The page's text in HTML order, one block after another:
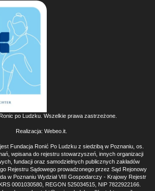
po Ludzku. Wszelkie prawa zastrzeżone.
Realizacja: Webeo.it.
Fundacja Ronić Po Ludzku z siedzibą w Poznaniu, os.
wpisana do rejestru stowarzyszeń, innych organizacji
fundacji oraz samodzielnych publicznych zakładów
Rejestru Sądowego prowadzonego przez Sąd Rejonowy
w Poznaniu Wydział VIII Gospodarczy - Krajowy Rejestr
0001030580, REGON 525034515, NIP 7822922166.